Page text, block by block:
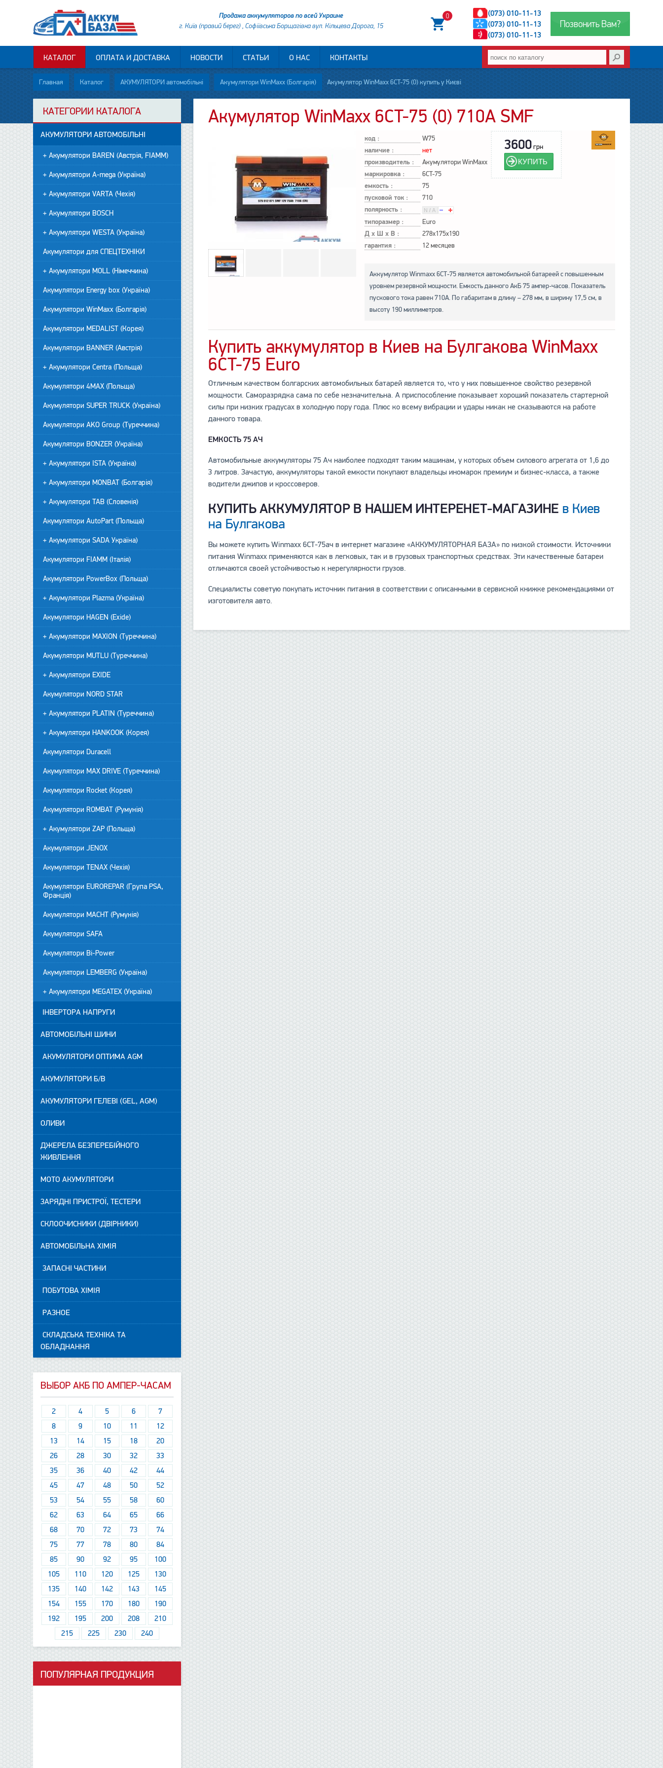
Позвонить Вам?
(073) 010-11-13
(073) 010-11-13
(073) 010-11-13
0
Продажа аккумуляторов по всей Украине
г. Київ (правий берег) , Софіївська Борщагівка вул. Кільцева Дорога, 15
КАТАЛОГ ОПЛАТА И ДОСТАВКА НОВОСТИ СТАТЬИ О НАС КОНТАКТЫ
Главная Каталог АКУМУЛЯТОРИ автомобільні Акумулятори WinMaxx (Болгарія) Акумулятор WinMaxx 6CT-75 (0) купить у Києві
Акумулятор WinMaxx 6CT-75 (0) 710А SMF
код : W75
наличие : нет
производитель : Акумулятори WinMaxx
маркировка : 6CT-75
емкость : 75
пусковой ток : 710
полярность :
типоразмер :
Euro
Д х Ш х В : 278x175x190
гарантия : 12 месяцев
3600грн
КУПИТЬ
Аккумулятор Winmaxx 6СТ-75 является автомобильной батареей с повышенным
уровнем резервной мощности. Емкость данного АкБ 75 ампер-часов. Показатель
пускового тока равен 710А. По габаритам в длину – 278 мм, в ширину 17,5 см, в
высоту 190 миллиметров.
Купить аккумулятор в Киев на Булгакова WinMaxx
6CT-75 Euro
Отличным качеством болгарских автомобильных батарей является то, что у них повышенное свойство резервной
мощности. Саморазрядка сама по себе незначительна. А приспособление показывает хороший показатель стартерной
силы при низких градусах в холодную пору года. Плюс ко всему вибрации и удары никак не сказываются на работе
данного товара.
ЕМКОСТЬ 75 АЧ
Автомобильные аккумуляторы 75 Ач наиболее подходят таким машинам, у которых объем силового агрегата от 1,6 до
3 литров. Зачастую, аккумуляторы такой емкости покупают владельцы иномарок премиум и бизнес-класса, а также
водители джипов и кроссоверов.
КУПИТЬ АККУМУЛЯТОР В НАШЕМ ИНТЕРЕНЕТ-МАГАЗИНЕ в Киев
на Булгакова
Вы можете купить Winmaxx 6СТ-75ач в интернет магазине «АККУМУЛЯТОРНАЯ БАЗА» по низкой стоимости. Источники
питания Winmaxx применяются как в легковых, так и в грузовых транспортных средствах. Эти качественные батареи
отличаются своей устойчивостью к нерегулярности грузов.
Специалисты советую покупать источник питания в соответствии с описанными в сервисной книжке рекомендациями от
изготовителя авто.
КАТЕГОРИИ КАТАЛОГА
АКУМУЛЯТОРИ АВТОМОБІЛЬНІ
+ Акумулятори BAREN (Австрія, FIAMM)
+ Акумулятори A-mega (Україна)
+ Акумулятори VARTA (Чехія)
+ Акумулятори BOSCH
+ Акумулятори WESTA (Україна)
Акумулятори для СПЕЦТЕХНІКИ
+ Акумулятори MOLL (Німеччина)
Акумулятори Energy box (Україна)
Акумулятори WinMaxx (Болгарія)
Акумулятори MEDALIST (Корея)
Акумулятори BANNER (Австрія)
+ Акумулятори Centra (Польща)
Акумулятори 4MAX (Польща)
Акумулятори SUPER TRUCK (Україна)
Акумулятори AKO Group (Туреччина)
Акумулятори BONZER (Україна)
+ Акумулятори ISTA (Україна)
+ Акумулятори MONBAT (Болгарія)
+ Акумулятори TAB (Словенія)
Акумулятори AutoPart (Польща)
+ Акумулятори SADA Україна)
Акумулятори FIAMM (Італія)
Акумулятори PowerBox (Польща)
+ Акумулятори Plazma (Україна)
Акумулятори HAGEN (Exide)
+ Акумулятори MAXION (Туреччина)
Акумулятори MUTLU (Туреччина)
+ Акумулятори EXIDE
Акумулятори NORD STAR
+ Акумулятори PLATIN (Туреччина)
+ Акумулятори HANKOOK (Корея)
Акумулятори Duracell
Акумулятори MAX DRIVE (Туреччина)
Акумулятори Rocket (Корея)
Акумулятори ROMBAT (Румунія)
+ Акумулятори ZAP (Польща)
Акумулятори JENOX
Акумулятори TENAX (Чехія)
Акумулятори EUROREPAR (Група PSA,
Франція)
Акумулятори MACHT (Румунія)
Акумулятори SAFA
Акумулятори Bi-Power
Акумулятори LEMBERG (Україна)
+ Акумулятори MEGATEX (Україна)
ІНВЕРТОРА НАПРУГИ
АВТОМОБІЛЬНІ ШИНИ
АКУМУЛЯТОРИ ОПТИМА AGM
АКУМУЛЯТОРИ Б/В
АКУМУЛЯТОРИ ГЕЛЕВІ (GEL, AGM)
ОЛИВИ
ДЖЕРЕЛА БЕЗПЕРЕБІЙНОГО
ЖИВЛЕННЯ
МОТО АКУМУЛЯТОРИ
ЗАРЯДНІ ПРИСТРОЇ, ТЕСТЕРИ
СКЛООЧИСНИКИ (ДВІРНИКИ)
АВТОМОБІЛЬНА ХІМІЯ
ЗАПАСНІ ЧАСТИНИ
ПОБУТОВА ХІМІЯ
РАЗНОЕ
СКЛАДСЬКА ТЕХНІКА ТА
ОБЛАДНАННЯ
ВЫБОР АКБ ПО АМПЕР-ЧАСАМ
2 4 5 6
7
8
9 10 11
12
13
14 15 18
20
26
28 30 32
33
35
36 40 42
44
45
47 48 50
52
53
54 55 58
60
62
63 64 65
66
68
70 72 73
74
75
77 78 80
84
85
90 92 95
100
105
110 120 125
130
135
140 142 143
145
154
155 170 180
190
192
195 200 208
210
215
225 230 240
ПОПУЛЯРНАЯ ПРОДУКЦИЯ
данные отсутствуют